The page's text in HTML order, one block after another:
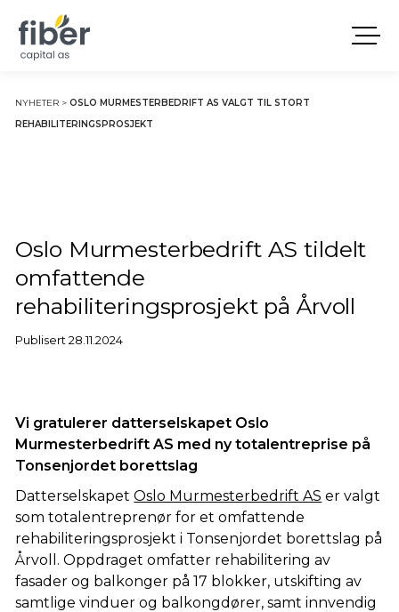
NYHETER > OSLO MURMESTERBEDRIFT AS VALGT TIL STORT
REHABILITERINGSPROSJEKT
Oslo Murmesterbedrift AS tildelt
omfattende
rehabiliteringsprosjekt på Årvoll
Publisert 28.11.2024
Vi gratulerer datterselskapet Oslo
Murmesterbedrift AS med ny totalentreprise på
Tonsenjordet borettslag
DatterselskapetOslo Murmesterbedrift AS er valgt
som totalentreprenør for et omfattende
rehabiliteringsprosjekt i Tonsenjordet borettslag på
Årvoll. Oppdraget omfatter rehabilitering av
fasader og balkonger på 17 blokker, utskifting av
samtlige vinduer og balkongdører, samt innvendig